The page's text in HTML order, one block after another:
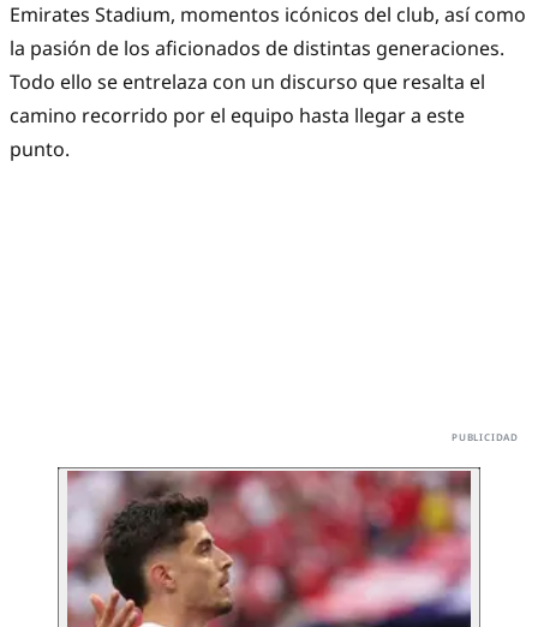
Emirates Stadium, momentos icónicos del club, así como
la pasión de los aficionados de distintas generaciones.
Todo ello se entrelaza con un discurso que resalta el
camino recorrido por el equipo hasta llegar a este
punto.